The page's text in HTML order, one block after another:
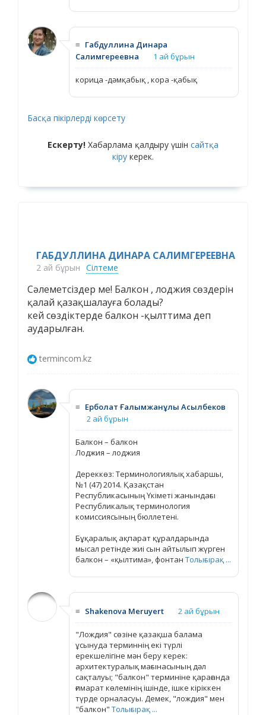
≡ Габдуллина Динара
Салимгереевна
1 ай бұрын
корица -дәмқабық , кора -қабық
Басқа пікірлерді көрсету
Ескерту! Хабарлама қалдыру үшін сайтқа
кіру керек.
ГАБДУЛЛИНА ДИНАРА САЛИМГЕРЕЕВНА
2 ай бұрын Сілтеме
Cәлеметсіздер ме! Балкон , лоджия сөздерін
қалай қазақшалауға болады?
кей сөздіктерде балкон -қылттима деп
аударылған.
termincom.kz
≡ Ерболат Ғалымжанұлы Асылбеков
2 ай бұрын
Балкон – балкон
Лоджия – лоджия
Дереккөз: Терминологиялық хабаршы,
№1 (47) 2014. Қазақстан
Республикасының Үкіметі жанындағы
Республикалық терминология
комиссиясының бюллетені.
Бұқаралық ақпарат құралдарында
мысал ретінде жиі сын айтылып жүрген
балкон – «қылтима», фонтан Толығырақ ...
≡ Shakenova Meruyert 2 ай бұрын
"Лождия" сөзіне қазақша балама
ұсынуда терминнің екі түрлі
ерекшелігіне мән беру керек:
архитектуралық мағынасының дәл
сақталуы; "балкон" терминіне қарағанда
ғимарат көлемінің ішінде, ішке кіріккен
түрде орналасуы. Демек, "лождия" мен
"балкон" Толығырақ ...